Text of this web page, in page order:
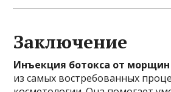
Заключение
Инъекция ботокса от морщин
из самых востребованных